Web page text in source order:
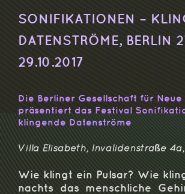
SONIFIKATIONEN –
DATENSTRÖME, BERLIN
29.10.2017
Die Berliner Gesellschaft für Neue
präsentiert das Festival
klingende Datenströme
Villa Elisabeth, Invalidenstraße 4a,
Wie klingt ein Pulsar? Wie
nachts das menschliche